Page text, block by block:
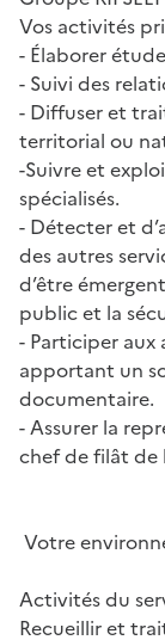
Vos activités
- Élaborer
- Suivi des
- Diffuser et
territorial ou
-Suivre et
spécialisés.
- Détecter et
des autres
d’être
public et la
- Participer aux
apportant un
documentaire.
- Assurer la
chef de filât de
Votre
Activités du
Recueillir et